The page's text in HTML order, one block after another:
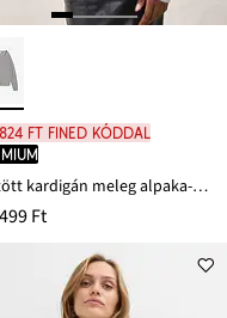
Ft FINED kóddal
Kötött kardigán meleg alpaka-keverékből
Ft